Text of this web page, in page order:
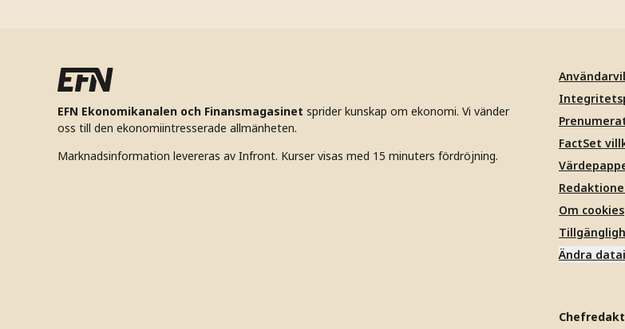
EFN Ekonomikanalen och Finansmagasinet sprider kunskap om ekonomi. Vi vänder
oss till den ekonomiintresserade allmänheten.
Marknadsinformation levereras av Infront. Kurser visas med 15 minuters fördröjning.
FactSet
Om cookies
Ändra